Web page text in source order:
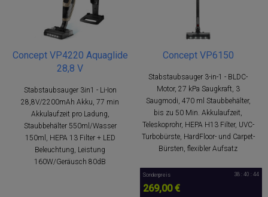
Concept VP4220 Aquaglide
28,8 V
Stabstaubsauger 3in1 - Li-Ion
28,8V/2200mAh Akku, 77 min
Akkulaufzeit pro Ladung,
Staubbehälter 550ml/Wasser
150ml, HEPA 13 Filter + LED
Beleuchtung, Leistung
160W/Geräusch 80dB
Concept VP6150
Stabstaubsauger 3-in-1 - BLDC-
Motor, 27 kPa Saugkraft, 3
Saugmodi, 470 ml Staubbehälter,
bis zu 50 Min. Akkulaufzeit,
Teleskoprohr, HEPA H13 Filter, UVC-
Turbobürste, HardFloor- und Carpet-
Bürsten, flexibler Aufsatz
Sonderpreis
269,00 €
38 : 40 : 44